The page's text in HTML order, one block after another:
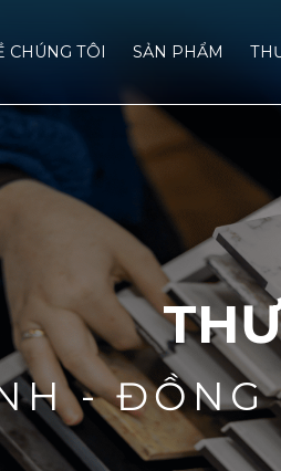
CHÚNG TÔI SẢN PHẨM
- ĐỒNG